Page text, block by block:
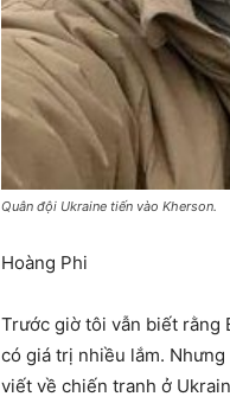
Quân đội Ukraine tiến vào Kherson.
Hoàng Phi
Trước giờ tôi vẫn biết rằng
có giá trị nhiều lắm.
viết về chiến tranh ở